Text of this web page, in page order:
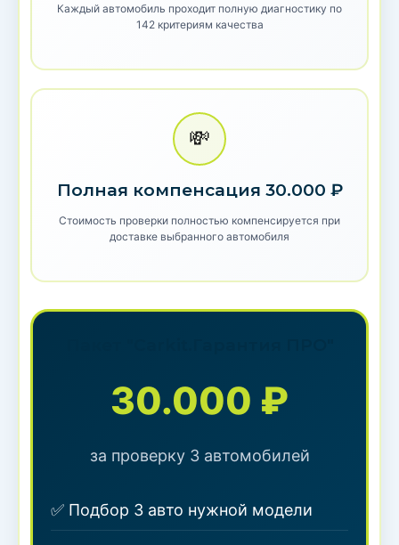
Каждый автомобиль проходит полную диагностику по
142 критериям качества
💸
Полная компенсация 30.000 ₽
Стоимость проверки полностью компенсируется при
доставке выбранного автомобиля
30.000 ₽
за проверку 3 автомобилей
✅ Подбор 3 авто нужной модели